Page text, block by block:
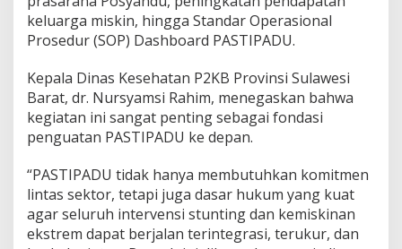
n
a
n
k
s
r
e
keluarga miskin, hingga Standar Operasional
Prosedur (SOP) Dashboard PASTIPADU.
Kepala Dinas Kesehatan P2KB Provinsi Sulawesi
Barat, dr. Nursyamsi Rahim, menegaskan bahwa
kegiatan ini sangat penting sebagai fondasi
penguatan PASTIPADU ke depan.
“PASTIPADU tidak hanya membutuhkan komitmen
lintas sektor, tetapi juga dasar hukum yang kuat
agar seluruh intervensi stunting dan kemiskinan
ekstrem dapat berjalan terintegrasi, terukur, dan